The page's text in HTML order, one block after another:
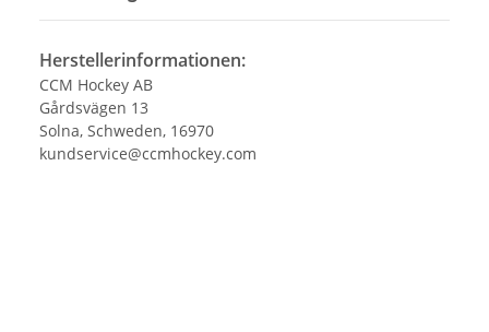
Herstellerinformationen:
CCM Hockey AB
Gårdsvägen 13
Solna, Schweden, 16970
kundservice@ccmhockey.com